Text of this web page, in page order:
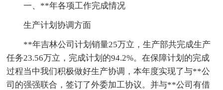
一、**年各项工作完成情况
生产计划协调方面
**年吉林公司计划销量25万立，生产部共完成生产
任务23.56万立，完成计划的94.2%。在保障计划的完成
过程当中我们积极做好生产协调，本年度实现了与**公
司的强强联合，签订了外委加工协议。并与**公司有借